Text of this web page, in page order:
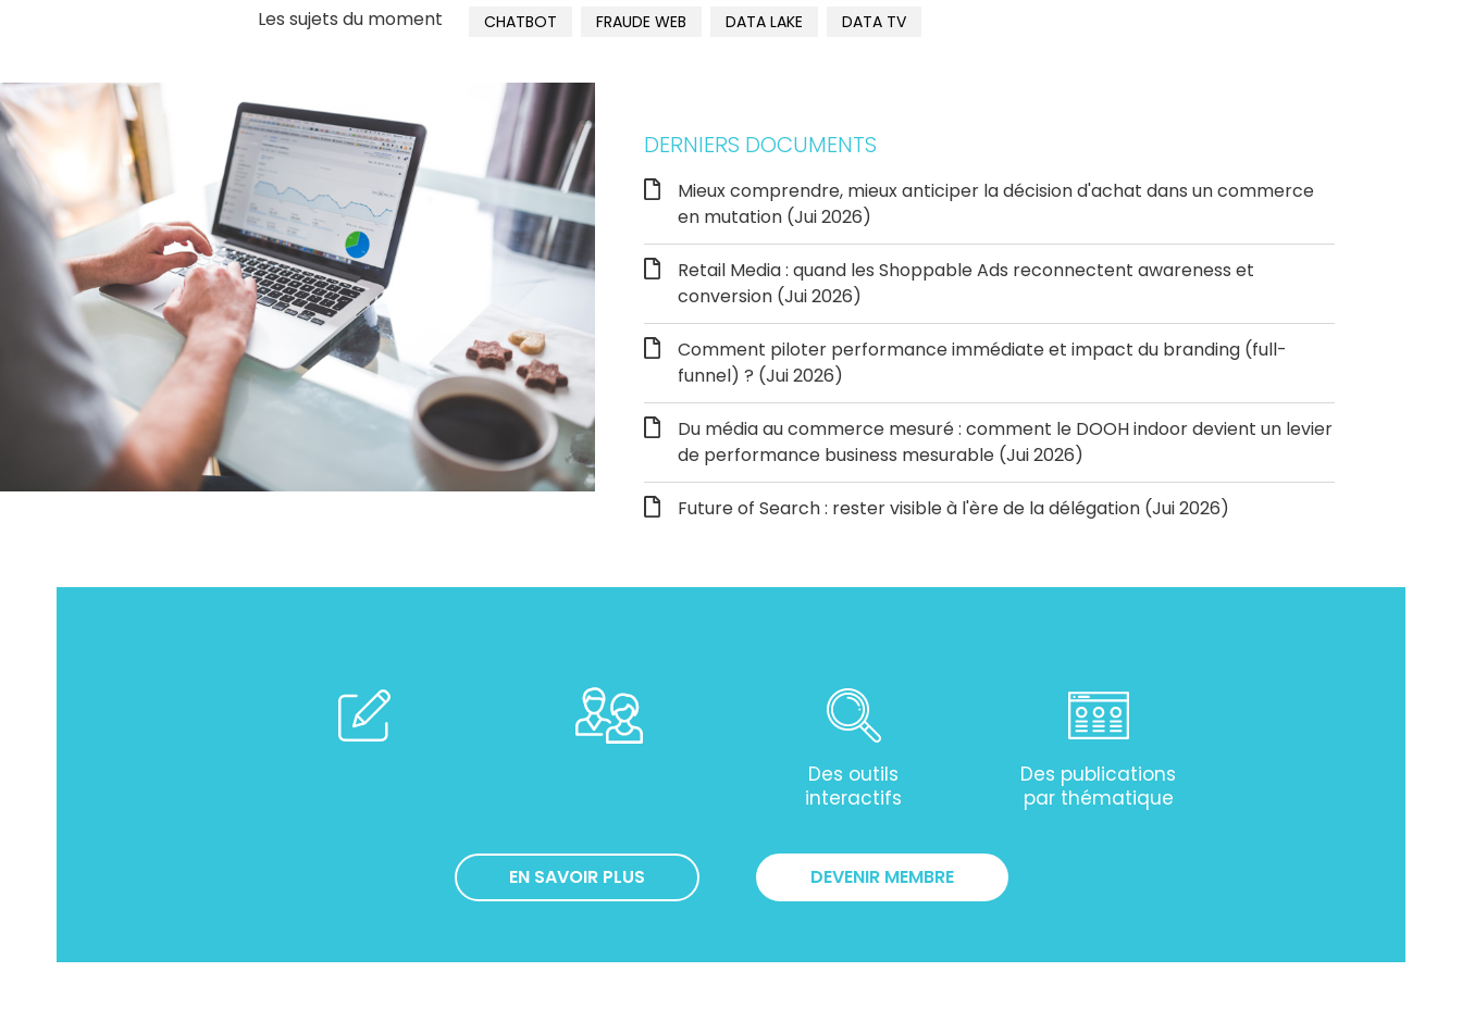
Les sujets du moment CHATBOT FRAUDE WEB DATA LAKE DATA TV
DERNIERS DOCUMENTS
Mieux comprendre, mieux anticiper la décision d'achat dans un commerce
en mutation (Jui 2026)
Retail Media : quand les Shoppable Ads reconnectent awareness et
conversion (Jui 2026)
Comment piloter performance immédiate et impact du branding (full-
funnel) ? (Jui 2026)
Du média au commerce mesuré : comment le DOOH indoor devient un levier
de performance business mesurable (Jui 2026)
Future of Search : rester visible à l'ère de la délégation (Jui 2026)
Des outils
interactifs
Des publications
par thématique
EN SAVOIR PLUS DEVENIR MEMBRE